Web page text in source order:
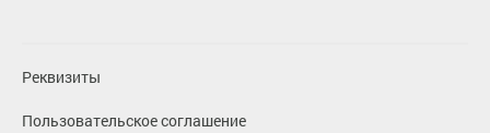
Реквизиты
Пользовательское соглашение